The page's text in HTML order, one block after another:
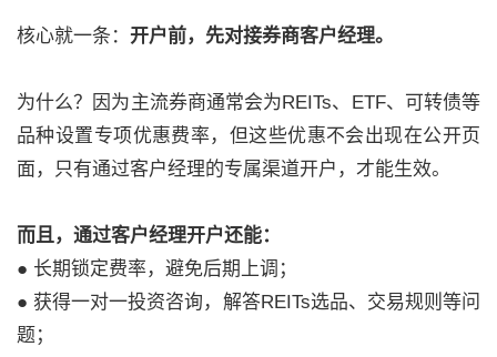
核心就一条： 开户前，先对接券商客户经理。
为什么？因为主流券商通常会为REITs、ETF、可转债等
品种设置专项优惠费率，但这些优惠不会出现在公开页
面，只有通过客户经理的专属渠道开户，才能生效。
而且，通过客户经理开户还能：
● 长期锁定费率，避免后期上调；
● 获得一对一投资咨询，解答REITs选品、交易规则等问
题；